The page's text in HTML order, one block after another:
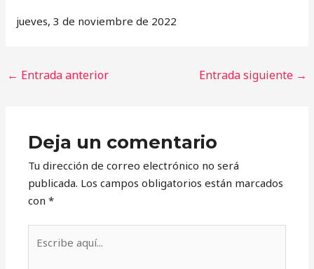
jueves, 3 de noviembre de 2022
← Entrada anterior Entrada siguiente →
Deja un comentario
Tu dirección de correo electrónico no será
publicada. Los campos obligatorios están marcados
con*
aquí...